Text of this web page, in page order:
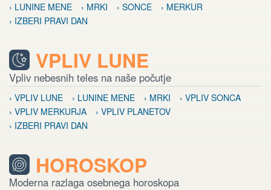
› LUNINE MENE
› MRKI › SONCE
› MERKUR
› IZBERI PRAVI DAN
VPLIV LUNE
Vpliv nebesnih teles na naše počutje
› VPLIV LUNE › LUNINE MENE › MRKI
› VPLIV SONCA
› VPLIV MERKURJA
› VPLIV PLANETOV
› IZBERI PRAVI DAN
HOROSKOP
Moderna razlaga osebnega horoskopa